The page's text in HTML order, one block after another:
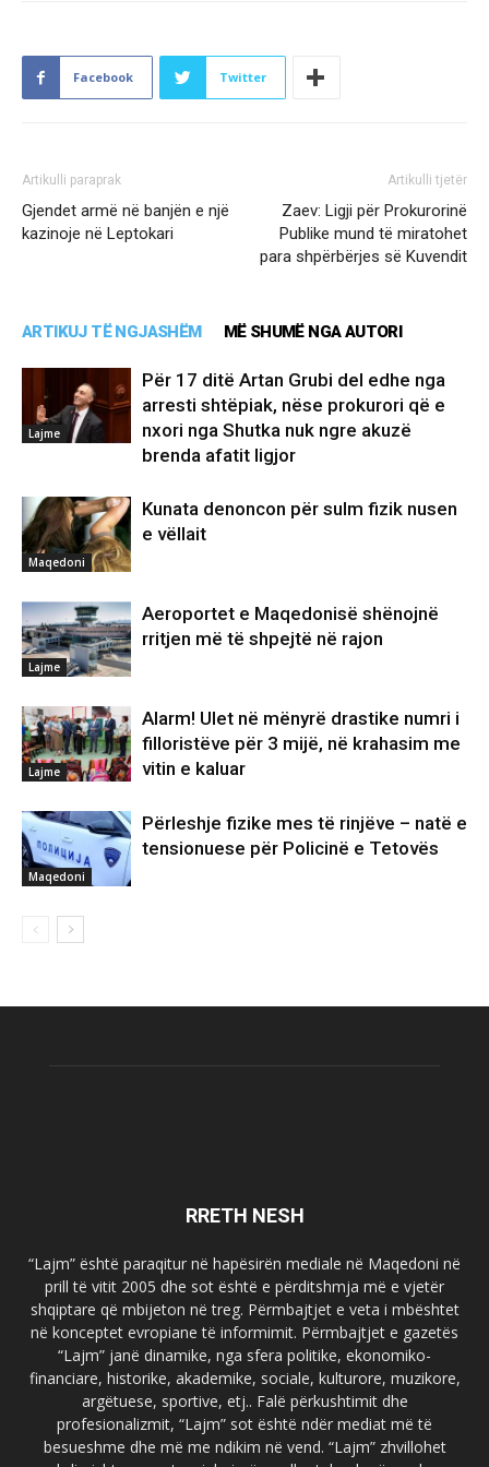
Facebook Twitter
Artikulli paraprak
Gjendet armë në banjën e një
kazinoje në Leptokari
Artikulli tjetër
Zaev: Ligji për Prokurorinë
Publike mund të miratohet
para shpërbërjes së Kuvendit
ARTIKUJ TË NGJASHËM MË SHUMË NGA AUTORI
Lajme
Për 17 ditë Artan Grubi del edhe nga
arresti shtëpiak, nëse prokurori që e
nxori nga Shutka nuk ngre akuzë
brenda afatit ligjor
Maqedoni
Kunata denoncon për sulm fizik nusen
e vëllait
Lajme
Aeroportet e Maqedonisë shënojnë
rritjen më të shpejtë në rajon
Lajme
Alarm! Ulet në mënyrë drastike numri i
filloristëve për 3 mijë, në krahasim me
vitin e kaluar
Maqedoni
Përleshje fizike mes të rinjëve – natë e
tensionuese për Policinë e Tetovës
RRETH NESH
“Lajm” është paraqitur në hapësirën mediale në Maqedoni në
prill të vitit 2005 dhe sot është e përditshmja më e vjetër
shqiptare që mbijeton në treg. Përmbajtjet e veta i mbështet
në konceptet evropiane të informimit. Përmbajtjet e gazetës
“Lajm” janë dinamike, nga sfera politike, ekonomiko-
financiare, historike, akademike, sociale, kulturore, muzikore,
argëtuese, sportive, etj.. Falë përkushtimit dhe
profesionalizmit, “Lajm” sot është ndër mediat më të
besueshme dhe më me ndikim në vend. “Lajm” zhvillohet